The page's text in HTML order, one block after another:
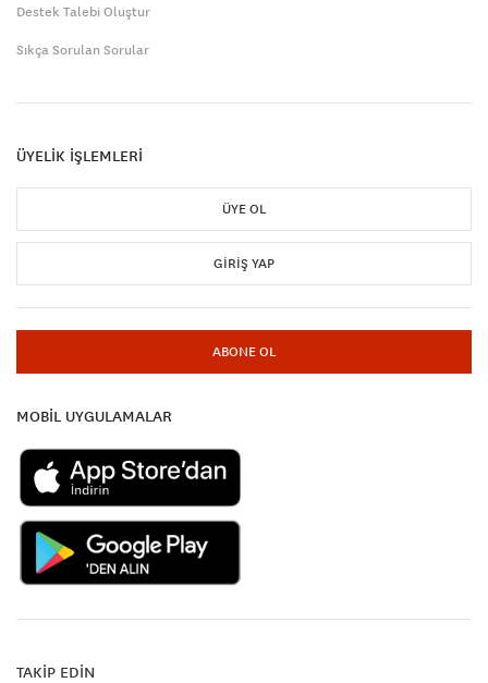
Destek Talebi Oluştur
Sıkça Sorulan Sorular
ÜYELİK İŞLEMLERİ
ÜYE OL
GIRIŞ YAP
ABONE OL
MOBİL UYGULAMALAR
TAKİP EDİN